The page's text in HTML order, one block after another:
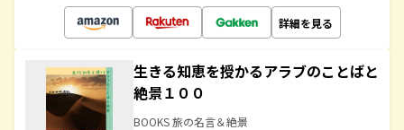
詳細を見る
生きる知恵を授かるアラブのことばと
絶景１００
BOOKS 旅の名言＆絶景